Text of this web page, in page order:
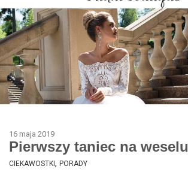
16 maja 2019
Pierwszy taniec na weselu
CIEKAWOSTKI , PORADY